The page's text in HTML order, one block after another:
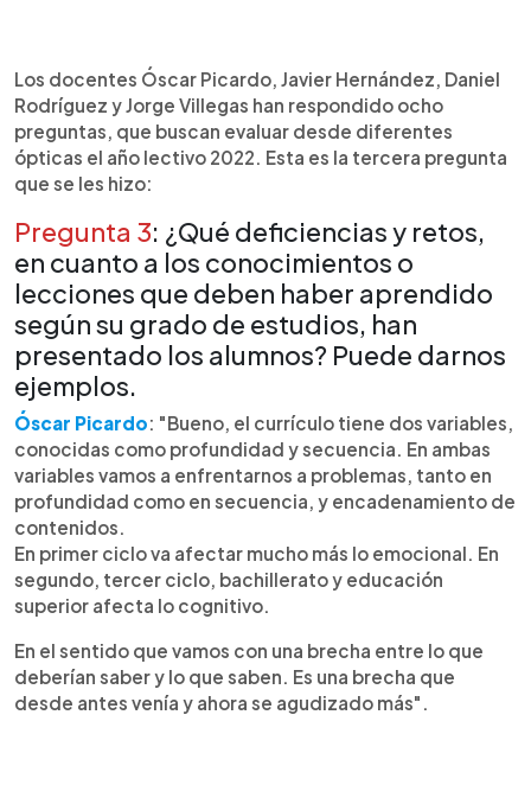
Escuchar artículo
Los docentes Óscar Picardo, Javier Hernández, Daniel
Rodríguez y Jorge Villegas han respondido ocho
preguntas, que buscan evaluar desde diferentes
ópticas el año lectivo 2022. Esta es la tercera pregunta
que se les hizo:
Pregunta 3: ¿Qué deficiencias y retos,
en cuanto a los conocimientos o
lecciones que deben haber aprendido
según su grado de estudios, han
presentado los alumnos? Puede darnos
ejemplos.
Óscar Picardo: "Bueno, el currículo tiene dos variables,
conocidas como profundidad y secuencia. En ambas
variables vamos a enfrentarnos a problemas, tanto en
profundidad como en secuencia, y encadenamiento de
contenidos.
En primer ciclo va afectar mucho más lo emocional. En
segundo, tercer ciclo, bachillerato y educación
superior afecta lo cognitivo.
En el sentido que vamos con una brecha entre lo que
deberían saber y lo que saben. Es una brecha que
desde antes venía y ahora se agudizado más".